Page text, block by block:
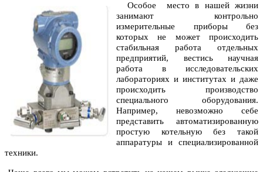
Особое место в нашей жизни
занимают контрольно
измерительные приборы без
которых не может происходить
стабильная работа отдельных
предприятий, вестись научная
работа в исследовательских
лабораториях и институтах и даже
происходить производство
специального оборудования.
Например, невозможно себе
представить автоматизированную
простую котельную без такой
аппаратуры и специализированной
техники.